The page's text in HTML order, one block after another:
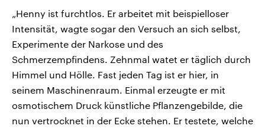
„Henny ist furchtlos. Er arbeitet mit beispielloser
Intensität, wagte sogar den Versuch an sich selbst,
Experimente der Narkose und des
Schmerzempfindens. Zehnmal watet er täglich durch
Himmel und Hölle. Fast jeden Tag ist er hier, in
seinem Maschinenraum. Einmal erzeugte er mit
osmotischem Druck künstliche Pflanzengebilde, die
nun vertrocknet in der Ecke stehen. Er testete, welche